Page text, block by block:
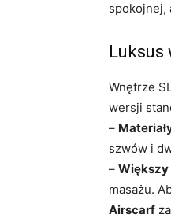
spokojnej,
Luksus
Wnętrze
wersji
–
szwów i
–
masażu.
Airscarf